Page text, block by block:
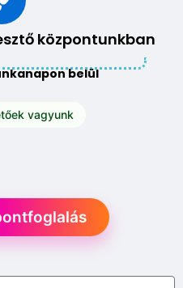
központunkban
belül
vagyunk